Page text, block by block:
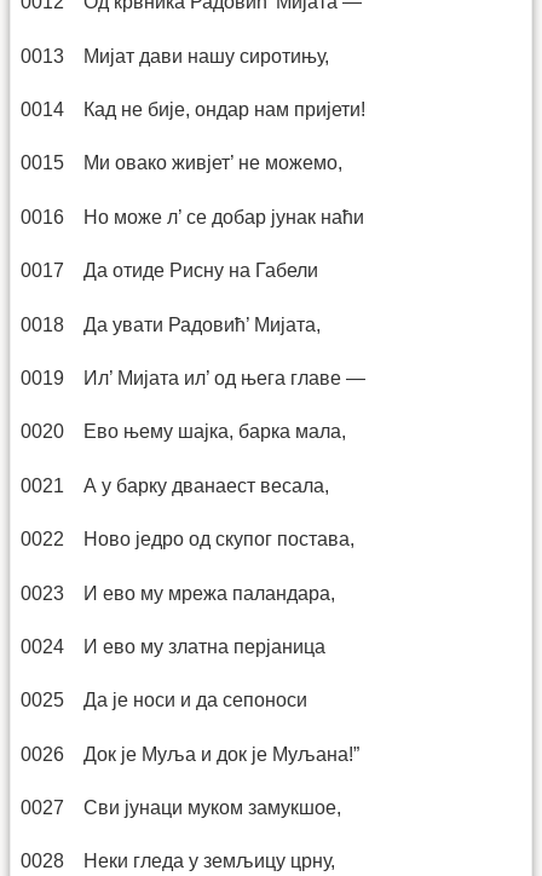
0013 Мијат дави нашу сиротињу,
0014 Кад не бије, ондар нам пријети!
0015 Ми овако живјет’ не можемо,
0016 Но може л’ се добар јунак наћи
0017 Да отиде Рисну на Габели
0018 Да увати Радовић’ Мијата,
0019 Ил’ Мијата ил’ од њега главе —
0020 Ево њему шајка, барка мала,
0021 А у барку дванаест весала,
0022 Ново једро од скупог постава,
0023 И ево му мрежа паландара,
0024 И ево му златна перјаница
0025 Да је носи и да сепоноси
0026 Док је Муља и док је Муљана!”
0027 Сви јунаци муком замукшое,
0028 Неки гледа у земљицу црну,